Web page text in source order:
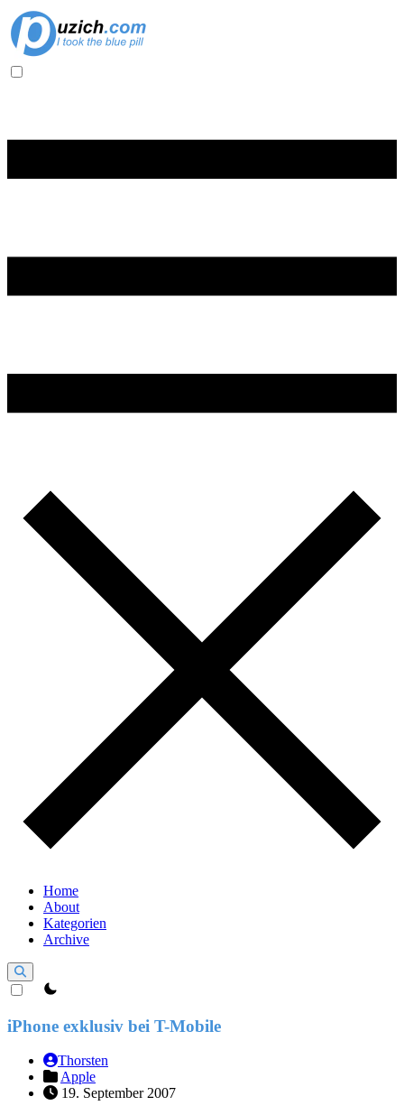
Home
About
Kategorien
Archive
theme switcher
iPhone exklusiv bei T-Mobile
Thorsten
Apple
19. September 2007